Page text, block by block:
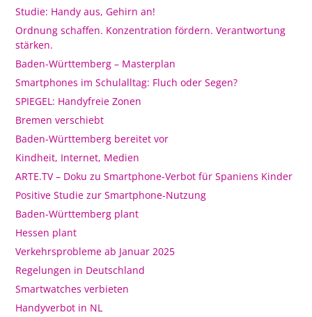
Studie: Handy aus, Gehirn an!
Ordnung schaffen. Konzentration fördern. Verantwortung
stärken.
Baden-Württemberg – Masterplan
Smartphones im Schulalltag: Fluch oder Segen?
SPIEGEL: Handyfreie Zonen
Bremen verschiebt
Baden-Württemberg bereitet vor
Kindheit, Internet, Medien
ARTE.TV – Doku zu Smartphone-Verbot für Spaniens Kinder
Positive Studie zur Smartphone-Nutzung
Baden-Württemberg plant
Hessen plant
Verkehrsprobleme ab Januar 2025
Regelungen in Deutschland
Smartwatches verbieten
Handyverbot in NL